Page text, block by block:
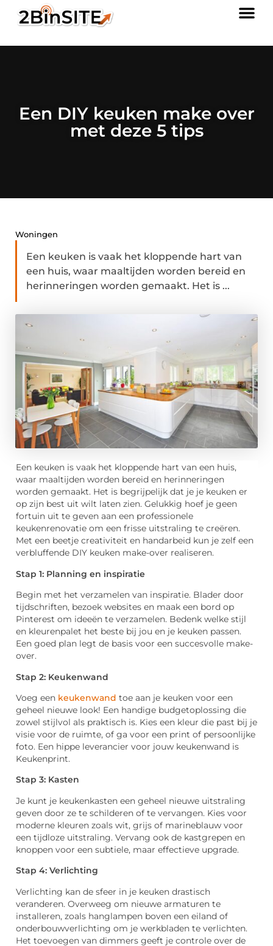
Een DIY keuken make over
met deze 5 tips
Woningen
Een keuken is vaak het kloppende hart van
een huis, waar maaltijden worden bereid en
herinneringen worden gemaakt. Het is ...
Een keuken is vaak het kloppende hart van een huis,
waar maaltijden worden bereid en herinneringen
worden gemaakt. Het is begrijpelijk dat je je keuken er
op zijn best uit wilt laten zien. Gelukkig hoef je geen
fortuin uit te geven aan een professionele
keukenrenovatie om een frisse uitstraling te creëren.
Met een beetje creativiteit en handarbeid kun je zelf een
verbluffende DIY keuken make-over realiseren.
Stap 1: Planning en inspiratie
Begin met het verzamelen van inspiratie. Blader door
tijdschriften, bezoek websites en maak een bord op
Pinterest om ideeën te verzamelen. Bedenk welke stijl
en kleurenpalet het beste bij jou en je keuken passen.
Een goed plan legt de basis voor een succesvolle make-
over.
Stap 2: Keukenwand
Voeg een keukenwand toe aan je keuken voor een
geheel nieuwe look! Een handige budgetoplossing die
zowel stijlvol als praktisch is. Kies een kleur die past bij je
visie voor de ruimte, of ga voor een print of persoonlijke
foto. Een hippe leverancier voor jouw keukenwand is
Keukenprint.
Stap 3: Kasten
Je kunt je keukenkasten een geheel nieuwe uitstraling
geven door ze te schilderen of te vervangen. Kies voor
moderne kleuren zoals wit, grijs of marineblauw voor
een tijdloze uitstraling. Vervang ook de kastgrepen en
knoppen voor een subtiele, maar effectieve upgrade.
Stap 4: Verlichting
Verlichting kan de sfeer in je keuken drastisch
veranderen. Overweeg om nieuwe armaturen te
installeren, zoals hanglampen boven een eiland of
onderbouwverlichting om je werkbladen te verlichten.
Het toevoegen van dimmers geeft je controle over de